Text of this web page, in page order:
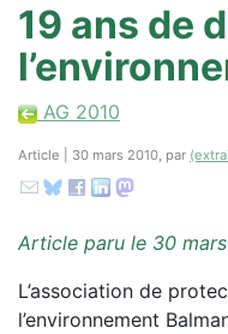
19 ans de
AG 2010
Article | 30 mars 2010, par
Article paru le 30
L’association de
l’environnement